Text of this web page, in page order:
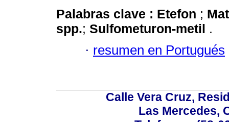
Palabras clave : Etefon ;
spp.; Sulfometuron-metil .
· resumen en Portugués
Calle Vera Cruz,
Las Mercedes,